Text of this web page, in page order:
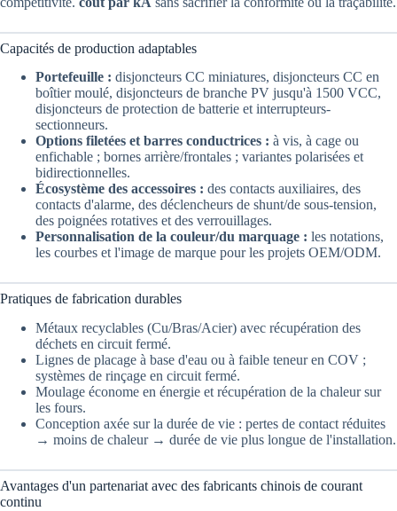
Capacités de production adaptables
Portefeuille : disjoncteurs CC miniatures, disjoncteurs CC en
boîtier moulé, disjoncteurs de branche PV jusqu'à 1500 VCC,
disjoncteurs de protection de batterie et interrupteurs-
sectionneurs.
Options filetées et barres conductrices : à vis, à cage ou
enfichable ; bornes arrière/frontales ; variantes polarisées et
bidirectionnelles.
Écosystème des accessoires : des contacts auxiliaires, des
contacts d'alarme, des déclencheurs de shunt/de sous-tension,
des poignées rotatives et des verrouillages.
Personnalisation de la couleur/du marquage : les notations,
les courbes et l'image de marque pour les projets OEM/ODM.
Pratiques de fabrication durables
Métaux recyclables (Cu/Bras/Acier) avec récupération des
déchets en circuit fermé.
Lignes de placage à base d'eau ou à faible teneur en COV ;
systèmes de rinçage en circuit fermé.
Moulage économe en énergie et récupération de la chaleur sur
les fours.
Conception axée sur la durée de vie : pertes de contact réduites
→ moins de chaleur → durée de vie plus longue de l'installation.
Avantages d'un partenariat avec des fabricants chinois de courant
continu